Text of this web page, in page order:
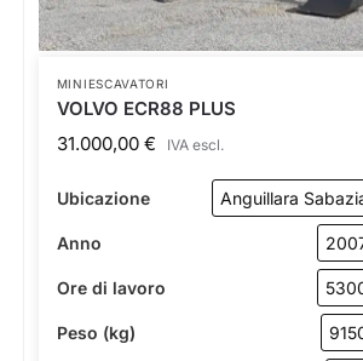
MINIESCAVATORI
VOLVO ECR88 PLUS
31.000,00 € IVA escl.
Ubicazione Anguillara
Anno
Ore di lavoro
Peso (kg)